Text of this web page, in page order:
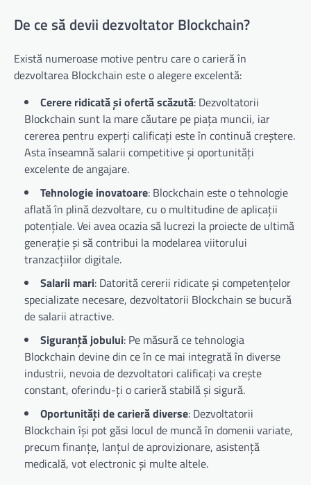
De ce să devii dezvoltator Blockchain?
Există numeroase motive pentru care o carieră în
dezvoltarea Blockchain este o alegere excelentă:
Cerere ridicată și ofertă scăzută: Dezvoltatorii
Blockchain sunt la mare căutare pe piața muncii, iar
cererea pentru experți calificați este în continuă creștere.
Asta înseamnă salarii competitive și oportunități
excelente de angajare.
Tehnologie inovatoare: Blockchain este o tehnologie
aflată în plină dezvoltare, cu o multitudine de aplicații
potențiale. Vei avea ocazia să lucrezi la proiecte de ultimă
generație și să contribui la modelarea viitorului
tranzacțiilor digitale.
Salarii mari: Datorită cererii ridicate și competențelor
specializate necesare, dezvoltatorii Blockchain se bucură
de salarii atractive.
Siguranță jobului: Pe măsură ce tehnologia
Blockchain devine din ce în ce mai integrată în diverse
industrii, nevoia de dezvoltatori calificați va crește
constant, oferindu-ți o carieră stabilă și sigură.
Oportunități de carieră diverse: Dezvoltatorii
Blockchain își pot găsi locul de muncă în domenii variate,
precum finanțe, lanțul de aprovizionare, asistență
medicală, vot electronic și multe altele.